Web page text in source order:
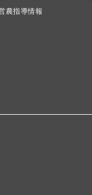
農指導情報